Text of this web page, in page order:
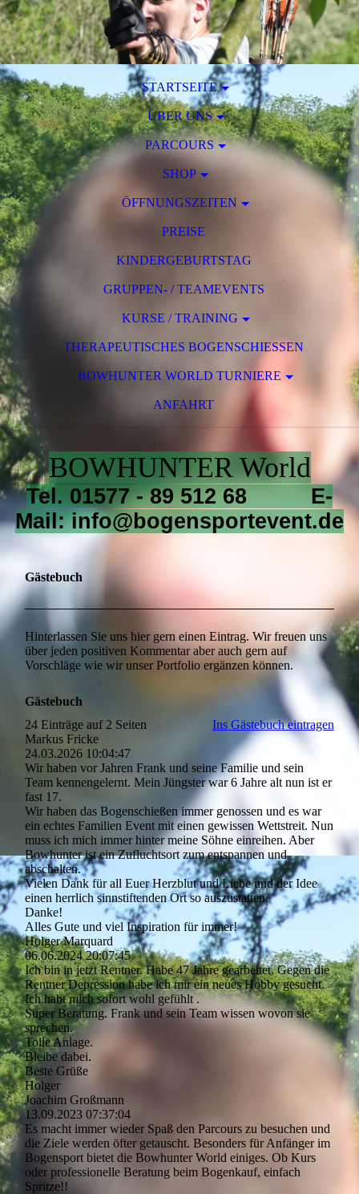
STARTSEITE
ÜBER UNS
PARCOURS
SHOP
ÖFFNUNGSZEITEN
PREISE
KINDERGEBURTSTAG
GRUPPEN- / TEAMEVENTS
KURSE / TRAINING
THERAPEUTISCHES BOGENSCHIESSEN
BOWHUNTER WORLD TURNIERE
ANFAHRT
BOWHUNTER World
Tel. 01577 - 89 512 68 E-
Mail: info@bogensportevent.de
Gästebuch
Hinterlassen Sie uns hier gern einen Eintrag. Wir freuen uns
über jeden positiven Kommentar aber auch gern auf
Vorschläge wie wir unser Portfolio ergänzen können.
Gästebuch
24 Einträge auf 2 Seiten
Ins Gästebuch eintragen
Markus Fricke
24.03.2026 10:04:47
Wir haben vor Jahren Frank und seine Familie und sein
Team kennengelernt. Mein Jüngster war 6 Jahre alt nun ist er
fast 17.
Wir haben das Bogenschießen immer genossen und es war
ein echtes Familien Event mit einen gewissen Wettstreit. Nun
muss ich mich immer hinter meine Söhne einreihen. Aber
Bowhunter ist ein Zufluchtsort zum entspannen und
abschalten.
Vielen Dank für all Euer Herzblut und Liebe und der Idee
einen herrlich sinnstiftenden Ort so auszustatten.
Danke!
Alles Gute und viel Inspiration für immer!
Holger Marquard
06.06.2024 20:07:45
Ich bin in jetzt Rentner. Habe 47 Jahre gearbeitet. Gegen die
Rentner Depression habe ich mir ein neues Hobby gesucht.
Ich habt mich sofort wohl gefühlt .
Super Beratung. Frank und sein Team wissen wovon sie
sprechen.
Tolle Anlage.
Bleibe dabei.
Beste Grüße
Holger
Joachim Großmann
13.09.2023 07:37:04
Es macht immer wieder Spaß den Parcours zu besuchen und
die Ziele werden öfter getauscht. Besonders für Anfänger im
Bogensport bietet die Bowhunter World einiges. Ob Kurs
oder professionelle Beratung beim Bogenkauf, einfach
Spritze!!